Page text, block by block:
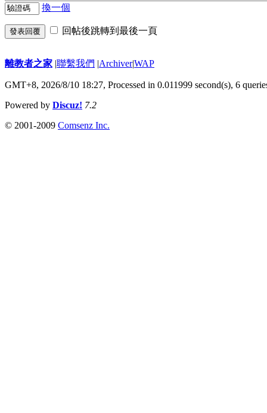
換一個
發表回覆 回帖後跳轉到最後一頁
離教者之家 |聯繫我們 |Archiver|WAP
GMT+8, 2026/8/10 18:27, Processed in 0.011999 second(s), 6
Powered by Discuz! 7.2
© 2001-2009 Comsenz Inc.